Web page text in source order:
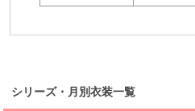
シリーズ・月別衣装一覧